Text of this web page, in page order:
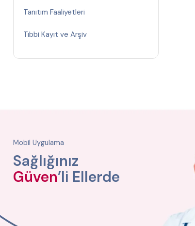
Tanıtım Faaliyetleri
Tıbbi Kayıt ve Arşiv
Mobil Uygulama
Sağlığınız
Güven’li Ellerde